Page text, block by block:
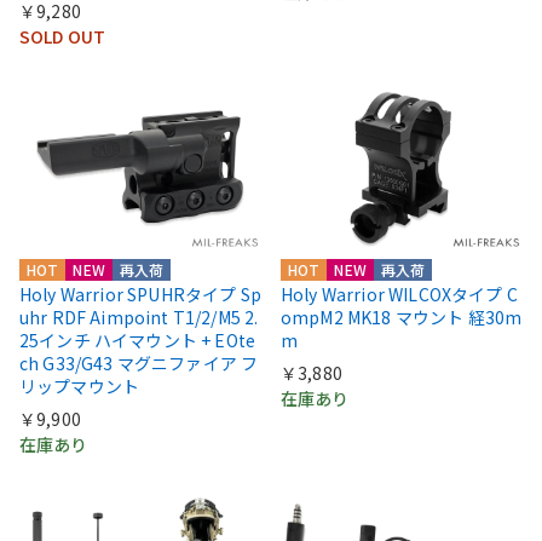
￥9,280
SOLD OUT
HOT NEW 再入荷
Holy Warrior SPUHRタイプ Sp
uhr RDF Aimpoint T1/2/M5 2.
25インチ ハイマウント + EOte
ch G33/G43 マグニファイア フ
リップマウント
￥9,900
在庫あり
HOT NEW 再入荷
Holy Warrior WILCOXタイプ C
ompM2 MK18 マウント 経30m
m
￥3,880
在庫あり